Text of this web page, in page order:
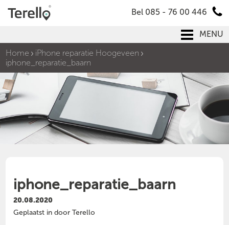
Bel 085 - 76 00 446
MENU
Home
iPhone reparatie Hoogeveen
iphone_reparatie_baarn
iphone_reparatie_baarn
20.08.2020
Geplaatst in door Terello